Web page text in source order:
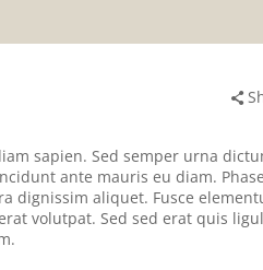
sapien. Sed semper urna
ante mauris eu diam.
dignissim aliquet. Fusce
volutpat. Sed sed erat quis